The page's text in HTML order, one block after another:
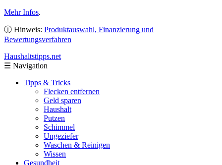
Mehr Infos.
ⓘ Hinweis: Produktauswahl, Finanzierung und
Bewertungsverfahren
Haushaltstipps.net
☰ Navigation
Tipps & Tricks
Flecken entfernen
Geld sparen
Haushalt
Putzen
Schimmel
Ungeziefer
Waschen & Reinigen
Wissen
Gesundheit